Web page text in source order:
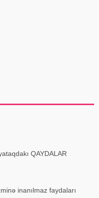
QAYDALAR
inanılmaz faydaları